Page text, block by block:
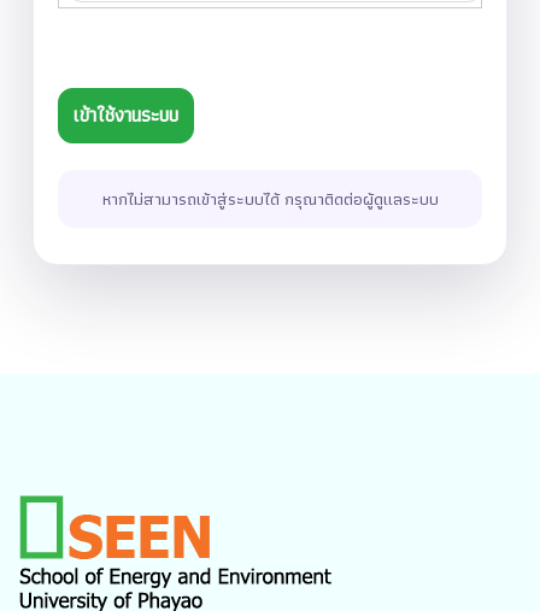
หากไม่สามารถเข้าสู่ระบบได้ กรุณาติดต่อผู้ดูแลระบบ